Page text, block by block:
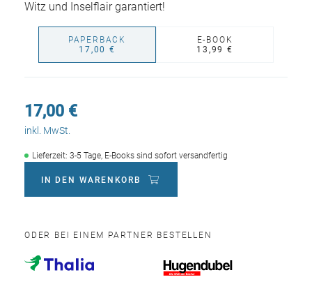
Witz und Inselflair garantiert!
PAPERBACK
17,00 €
E-BOOK
13,99 €
17,00 €
inkl. MwSt.
Lieferzeit: 3-5 Tage, E-Books sind sofort versandfertig
IN DEN WARENKORB
ODER BEI EINEM PARTNER BESTELLEN